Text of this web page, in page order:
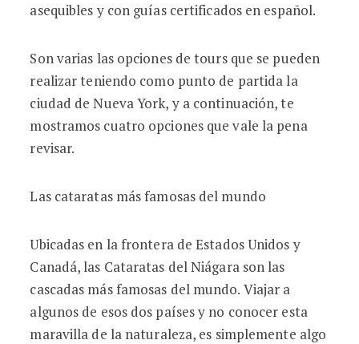
asequibles y con guías certificados en español.
Son varias las opciones de tours que se pueden
realizar teniendo como punto de partida la
ciudad de Nueva York, y a continuación, te
mostramos cuatro opciones que vale la pena
revisar.
Las cataratas más famosas del mundo
Ubicadas en la frontera de Estados Unidos y
Canadá, las Cataratas del Niágara son las
cascadas más famosas del mundo. Viajar a
algunos de esos dos países y no conocer esta
maravilla de la naturaleza, es simplemente algo